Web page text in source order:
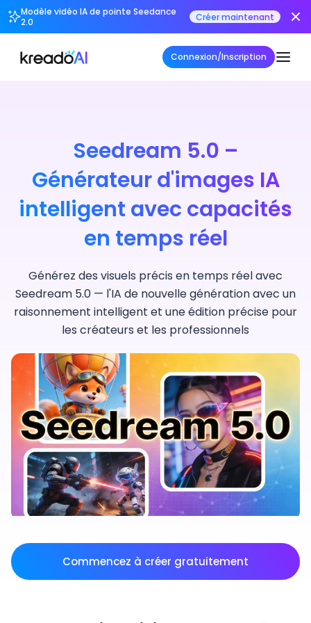
Modèle vidéo IA de pointe Seedance
2.0
Créer maintenant
Connexion/Inscription
Seedream 5.0 –
Générateur d'images IA
intelligent avec capacités
en temps réel
Générez des visuels précis en temps réel avec
Seedream 5.0 — l'IA de nouvelle génération avec un
raisonnement intelligent et une édition précise pour
les créateurs et les professionnels
Commencez à créer gratuitement